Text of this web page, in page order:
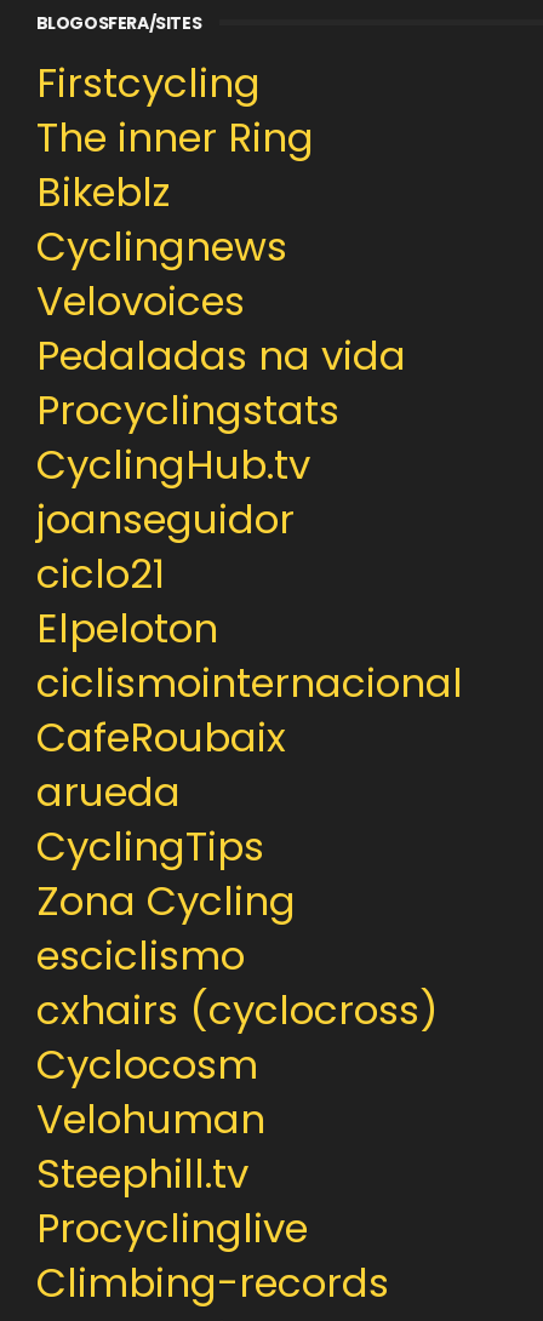
BLOGOSFERA/SITES
Firstcycling
The inner Ring
Bikeblz
Cyclingnews
Velovoices
Pedaladas na vida
Procyclingstats
CyclingHub.tv
joanseguidor
ciclo21
Elpeloton
ciclismointernacional
CafeRoubaix
arueda
CyclingTips
Zona Cycling
esciclismo
cxhairs (cyclocross)
Cyclocosm
Velohuman
Steephill.tv
Procyclinglive
Climbing-records